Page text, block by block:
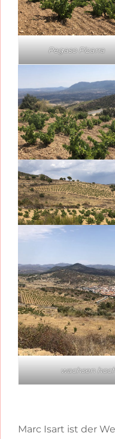
Pegaso Pizarra
wachsen
Marc Isart ist der